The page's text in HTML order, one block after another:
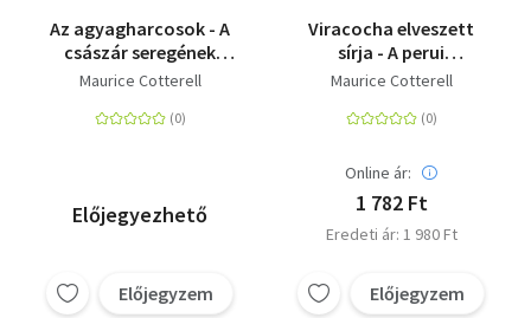
Az agyagharcosok - A
császár seregének
titkos jelei
Maurice Cotterell
Előjegyezhető
Előjegyzem
Viracocha elveszett
sírja - A perui
piramisok titka
Maurice Cotterell
Online ár:
1 782 Ft
Eredeti ár: 1 980 Ft
Előjegyzem